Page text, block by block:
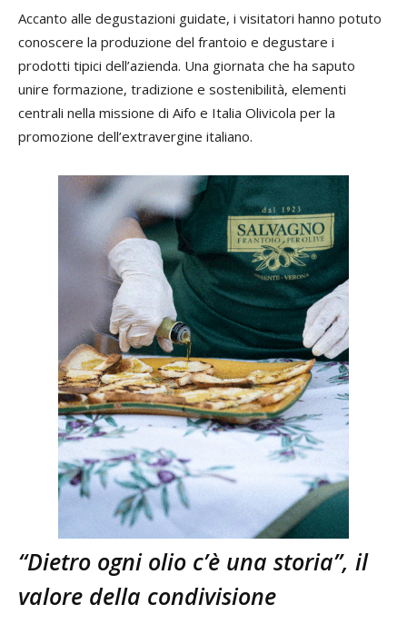
Accanto alle degustazioni guidate, i visitatori hanno potuto
conoscere la produzione del frantoio e degustare i
prodotti tipici dell’azienda. Una giornata che ha saputo
unire formazione, tradizione e sostenibilità, elementi
centrali nella missione di Aifo e Italia Olivicola per la
promozione dell’extravergine italiano.
“Dietro ogni olio c’è una storia”, il
valore della condivisione